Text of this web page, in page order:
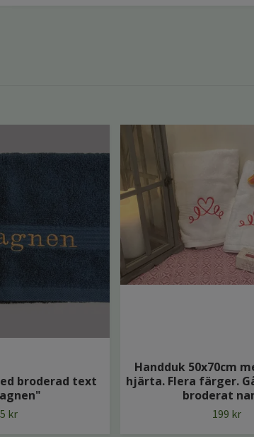
broderad text
kr
Handduk 50x70cm
hjärta. Flera färger.
broderat
199 kr